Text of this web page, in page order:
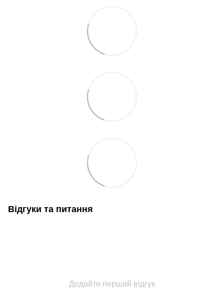
Відгуки та питання
Додайте перший відгук